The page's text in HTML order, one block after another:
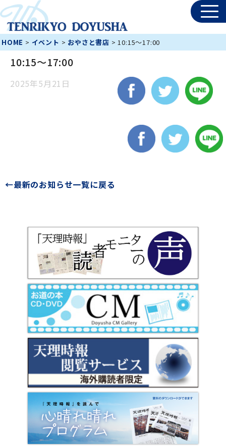
HOME > イベント > おやさと書店 >10:15～17:00
10:15～17:00
2025年5月21日
←最新のお知らせ一覧に戻る